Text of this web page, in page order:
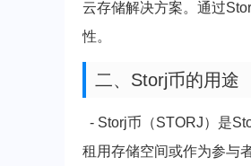
云存储解决方案。通过
性。
二、Storj币的用途
- Storj币（STORJ）是
租用存储空间或作为参与